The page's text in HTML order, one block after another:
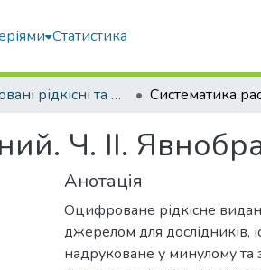
Статистика
Оцифровані рідкісні та цінні видання з фонду наукової бібліотеки
Ч. II.
Анотація
Оцифроване рідкісне
джерелом для дослідників,
надруковане у минулому та